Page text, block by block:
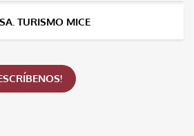
TURISMO MICE